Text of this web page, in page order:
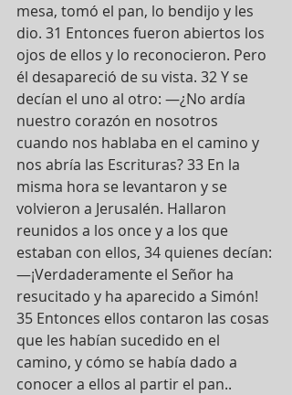
mesa, tomó el pan, lo bendijo y les
dio. 31 Entonces fueron abiertos los
ojos de ellos y lo reconocieron. Pero
él desapareció de su vista. 32 Y se
decían el uno al otro: —¿No ardía
nuestro corazón en nosotros
cuando nos hablaba en el camino y
nos abría las Escrituras? 33 En la
misma hora se levantaron y se
volvieron a Jerusalén. Hallaron
reunidos a los once y a los que
estaban con ellos, 34 quienes decían:
—¡Verdaderamente el Señor ha
resucitado y ha aparecido a Simón!
35 Entonces ellos contaron las cosas
que les habían sucedido en el
camino, y cómo se había dado a
conocer a ellos al partir el pan..